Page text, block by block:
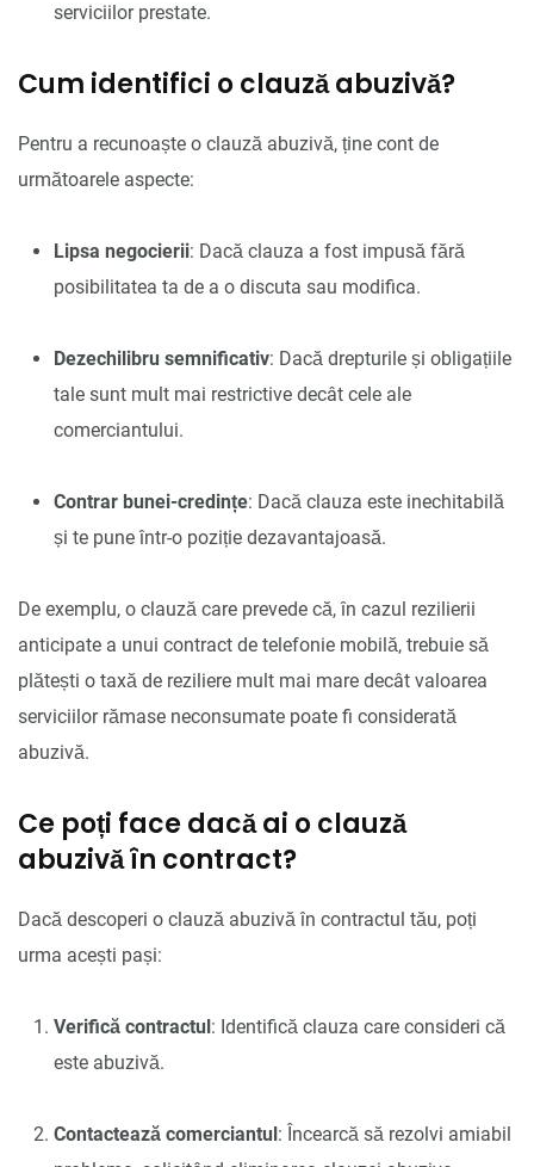
serviciilor prestate.
Cum identifici o clauză abuzivă?
Pentru a recunoaște o clauză abuzivă, ține cont de
următoarele aspecte:
Lipsa negocierii: Dacă clauza a fost impusă fără
posibilitatea ta de a o discuta sau modifica.
Dezechilibru semnificativ: Dacă drepturile și obligațiile
tale sunt mult mai restrictive decât cele ale
comerciantului.
Contrar bunei-credințe: Dacă clauza este inechitabilă
și te pune într-o poziție dezavantajoasă.
De exemplu, o clauză care prevede că, în cazul rezilierii
anticipate a unui contract de telefonie mobilă, trebuie să
plătești o taxă de reziliere mult mai mare decât valoarea
serviciilor rămase neconsumate poate fi considerată
abuzivă.
Ce poți face dacă ai o clauză
abuzivă în contract?
Dacă descoperi o clauză abuzivă în contractul tău, poți
urma acești pași:
Verifică contractul: Identifică clauza care consideri că
este abuzivă.
Contactează comerciantul: Încearcă să rezolvi amiabil